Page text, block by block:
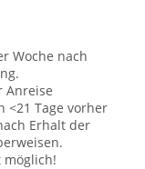
Woche nach
Anreise
<21 Tage vorher
Erhalt der